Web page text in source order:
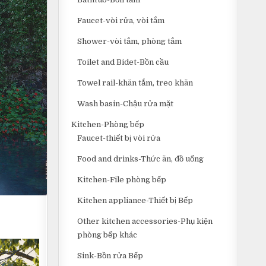
Faucet-vòi rửa, vòi tắm
Shower-vòi tắm, phòng tắm
Toilet and Bidet-Bồn cầu
Towel rail-khăn tắm, treo khăn
Wash basin-Chậu rửa mặt
Kitchen-Phòng bếp
Faucet-thiết bị vòi rửa
Food and drinks-Thức ăn, đồ uống
Kitchen-File phòng bếp
Kitchen appliance-Thiết bị Bếp
Other kitchen accessories-Phụ kiện
phòng bếp khác
Sink-Bồn rửa Bếp